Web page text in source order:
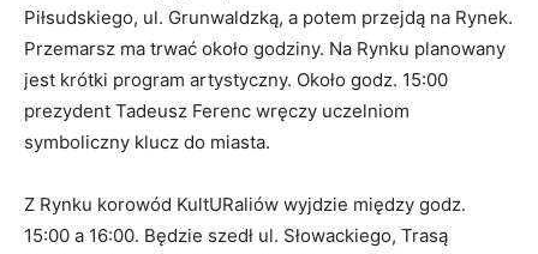
Piłsudskiego, ul. Grunwaldzką, a potem przejdą na Rynek.
Przemarsz ma trwać około godziny. Na Rynku planowany
jest krótki program artystyczny. Około godz. 15:00
prezydent Tadeusz Ferenc wręczy uczelniom
symboliczny klucz do miasta.
Z Rynku korowód KultURaliów wyjdzie między godz.
15:00 a 16:00. Będzie szedł ul. Słowackiego, Trasą